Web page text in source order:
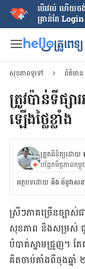
បើរវល់ ហើយចង់​
គ្រាន់តែ​
សុខភាពទូទៅ ព័ត៌មាន
ត្រូវប៉ាន់ទីផ្
ឡើង​ថ្លៃ​ខ្លាំង
ត្រួតពិនិត្យដោយ
បង្អែកមិត្តភាព
អត្ថបទ​ដោយ គីង ច័ន្ទវាសន
ស្រីៗភាគច្រើនច្បា
សុខភាព និង​សម្រស់
បំបាត់​ស្នាមជ្រួញ។ តែ​
គិត​ចាប់តាំង​ពី​ចុង​ឆ្ន